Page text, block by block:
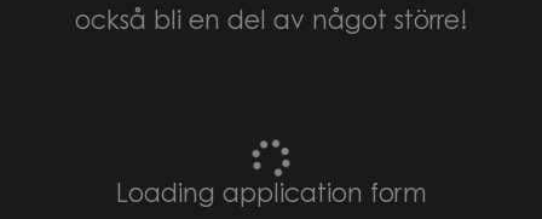
också bli en del av något större!
Loading application form